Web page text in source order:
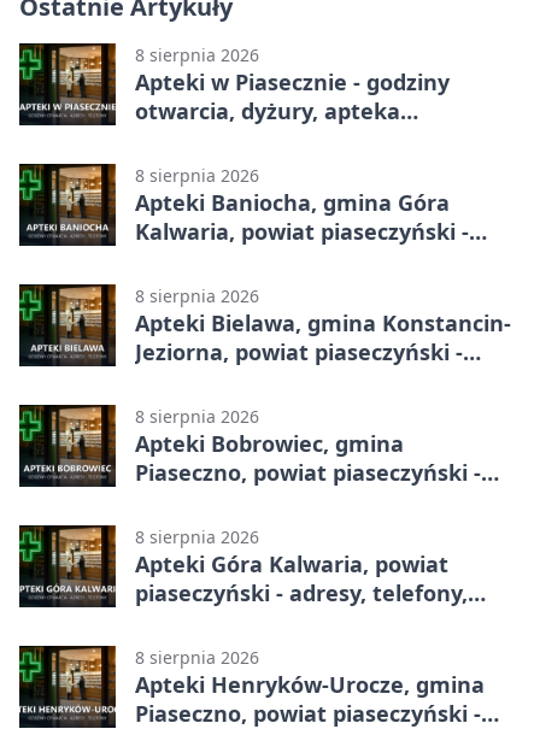
8 sierpnia 2026
Apteki w Piasecznie - godziny
otwarcia, dyżury, apteka
8 sierpnia 2026
Apteki Baniocha, gmina Góra
Kalwaria, powiat piaseczyński -
8 sierpnia 2026
Apteki Bielawa, gmina Konstancin-
Jeziorna, powiat piaseczyński -
8 sierpnia 2026
Apteki Bobrowiec, gmina
Piaseczno, powiat piaseczyński -
8 sierpnia 2026
Apteki Góra Kalwaria, powiat
piaseczyński - adresy, telefony,
8 sierpnia 2026
Apteki Henryków-Urocze, gmina
Piaseczno, powiat piaseczyński -